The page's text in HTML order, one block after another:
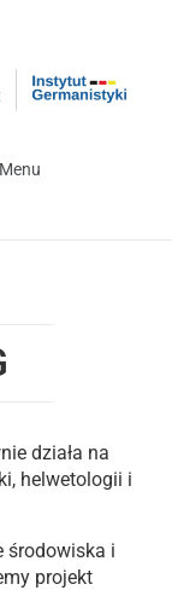
Menu
działa na
helwetologii i
środowiska i
projekt